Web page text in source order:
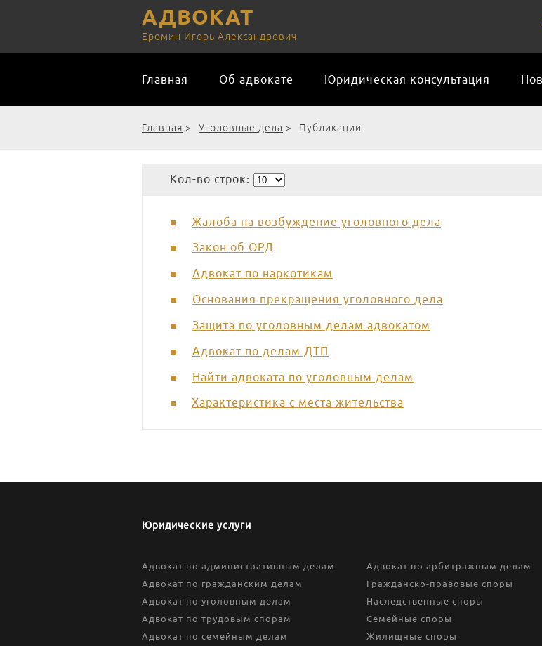
АДВОКАТ
Еремин Игорь Александрович
Главная Об адвокате Юридическая консультация
Главная > Уголовные дела > Публикации
Кол-во строк:
Жалоба на возбуждение уголовного дела
Закон об ОРД
Адвокат по наркотикам
Основания прекращения уголовного дела
Защита по уголовным делам адвокатом
Адвокат по делам ДТП
Найти адвоката по уголовным делам
Характеристика с места жительства
Юридические услуги
Адвокат по административным делам
Адвокат по гражданским делам
Адвокат по уголовным делам
Адвокат по трудовым спорам
Адвокат по семейным делам
Адвокат по арбитражным делам
Гражданско-правовые споры
Наследственные споры
Семейные споры
Жилищные споры